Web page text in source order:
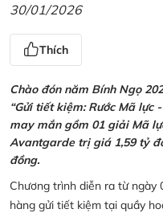
30/01/2026
Thích
Chào đón năm Bính Ngọ
“Gửi tiết kiệm: Rước Mã lực
may mắn gồm 01 giải Mã
Avantgarde trị giá 1,59 tỷ
đồng.
Chương trình diễn ra từ ngày
hàng gửi tiết kiệm tại quầy